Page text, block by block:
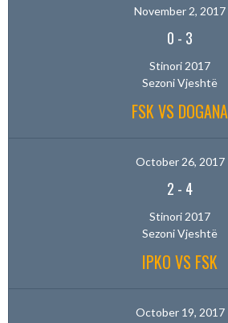
November 2, 2017
0 - 3
Stinori 2017
Sezoni Vjeshtë
FSK VS DOGANA
October 26, 2017
2 - 4
Stinori 2017
Sezoni Vjeshtë
IPKO VS FSK
October 19, 2017